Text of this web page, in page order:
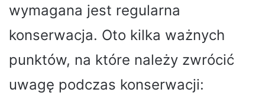
wymagana jest regularna
konserwacja. Oto kilka ważnych
punktów, na które należy zwrócić
uwagę podczas konserwacji: